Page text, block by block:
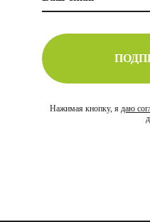
Нажимая кнопку, ядаю